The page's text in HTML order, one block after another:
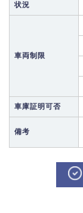
状況
車両制限
車庫証明可否
備考